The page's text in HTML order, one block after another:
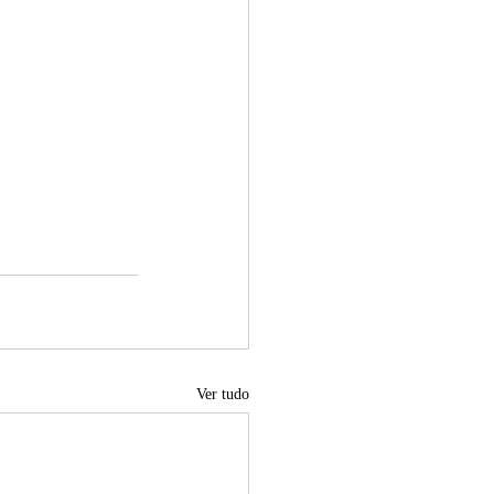
Ver tudo